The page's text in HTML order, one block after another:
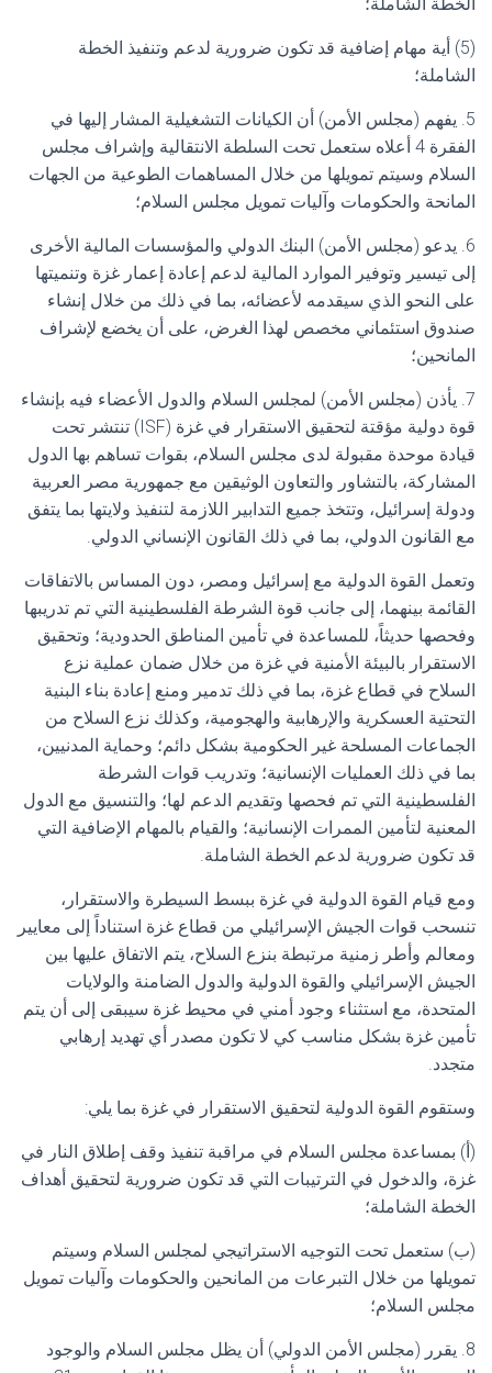
(5) أية مهام إضافية قد تكون ضرورية لدعم وتنفيذ الخطة
الشاملة؛
5. يفهم (مجلس الأمن) أن الكيانات التشغيلية المشار إليها في
الفقرة 4 أعلاه ستعمل تحت السلطة الانتقالية وإشراف مجلس
السلام وسيتم تمويلها من خلال المساهمات الطوعية من الجهات
المانحة والحكومات وآليات تمويل مجلس السلام؛
6. يدعو (مجلس الأمن) البنك الدولي والمؤسسات المالية الأخرى
إلى تيسير وتوفير الموارد المالية لدعم إعادة إعمار غزة وتنميتها
على النحو الذي سيقدمه لأعضائه، بما في ذلك من خلال إنشاء
صندوق استئماني مخصص لهذا الغرض، على أن يخضع لإشراف
المانحين؛
7. يأذن (مجلس الأمن) لمجلس السلام والدول الأعضاء فيه بإنشاء
قوة دولية مؤقتة لتحقيق الاستقرار في غزة (ISF) تنتشر تحت
قيادة موحدة مقبولة لدى مجلس السلام، بقوات تساهم بها الدول
المشاركة، بالتشاور والتعاون الوثيقين مع جمهورية مصر العربية
ودولة إسرائيل، وتتخذ جميع التدابير اللازمة لتنفيذ ولايتها بما يتفق
مع القانون الدولي، بما في ذلك القانون الإنساني الدولي.
وتعمل القوة الدولية مع إسرائيل ومصر، دون المساس بالاتفاقات
القائمة بينهما، إلى جانب قوة الشرطة الفلسطينية التي تم تدريبها
وفحصها حديثاً، للمساعدة في تأمين المناطق الحدودية؛ وتحقيق
الاستقرار بالبيئة الأمنية في غزة من خلال ضمان عملية نزع
السلاح في قطاع غزة، بما في ذلك تدمير ومنع إعادة بناء البنية
التحتية العسكرية والإرهابية والهجومية، وكذلك نزع السلاح من
الجماعات المسلحة غير الحكومية بشكل دائم؛ وحماية المدنيين،
بما في ذلك العمليات الإنسانية؛ وتدريب قوات الشرطة
الفلسطينية التي تم فحصها وتقديم الدعم لها؛ والتنسيق مع الدول
المعنية لتأمين الممرات الإنسانية؛ والقيام بالمهام الإضافية التي
قد تكون ضرورية لدعم الخطة الشاملة.
ومع قيام القوة الدولية في غزة ببسط السيطرة والاستقرار،
تنسحب قوات الجيش الإسرائيلي من قطاع غزة استناداً إلى معايير
ومعالم وأطر زمنية مرتبطة بنزع السلاح، يتم الاتفاق عليها بين
الجيش الإسرائيلي والقوة الدولية والدول الضامنة والولايات
المتحدة، مع استثناء وجود أمني في محيط غزة سيبقى إلى أن يتم
تأمين غزة بشكل مناسب كي لا تكون مصدر أي تهديد إرهابي
متجدد.
وستقوم القوة الدولية لتحقيق الاستقرار في غزة بما يلي:
(أ) بمساعدة مجلس السلام في مراقبة تنفيذ وقف إطلاق النار في
غزة، والدخول في الترتيبات التي قد تكون ضرورية لتحقيق أهداف
الخطة الشاملة؛
(ب) ستعمل تحت التوجيه الاستراتيجي لمجلس السلام وسيتم
تمويلها من خلال التبرعات من المانحين والحكومات وآليات تمويل
مجلس السلام؛
8. يقرر (مجلس الأمن الدولي) أن يظل مجلس السلام والوجود